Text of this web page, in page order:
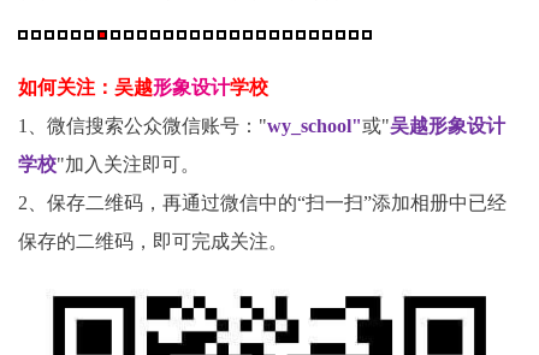
如何关注：吴越形象设计学校
1、微信搜索公众微信账号："wy_school"或"吴越形象设计
学校"加入关注即可。
2、保存二维码，再通过微信中的“扫一扫”添加相册中已经
保存的二维码，即可完成关注。